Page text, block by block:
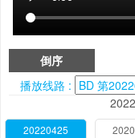
倒序
播放线路 :
20220425